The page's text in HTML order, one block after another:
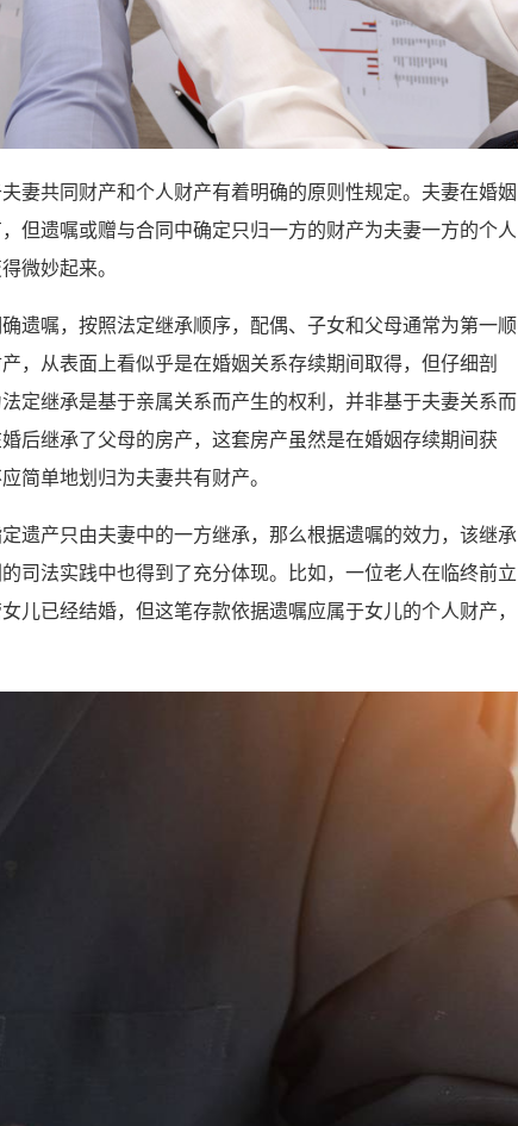
共同财产和个人财产有着明确的原则性规定。夫妻在婚姻
但遗嘱或赠与合同中确定只归一方的财产为夫妻一方的个人
微妙起来。
嘱，按照法定继承顺序，配偶、子女和父母通常为第一顺
，从表面上看似乎是在婚姻关系存续期间取得，但仔细剖
定继承是基于亲属关系而产生的权利，并非基于夫妻关系而
后继承了父母的房产，这套房产虽然是在婚姻存续期间获
简单地划归为夫妻共有财产。
产只由夫妻中的一方继承，那么根据遗嘱的效力，该继承
司法实践中也得到了充分体现。比如，一位老人在临终前立
儿已经结婚，但这笔存款依据遗嘱应属于女儿的个人财产，